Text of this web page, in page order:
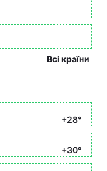
Всі країни
+28°
+30°